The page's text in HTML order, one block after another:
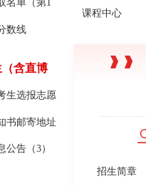
名单（第1
数线
（含直博
生选报志愿
书邮寄地址
告（3）
课程中心
招生简章